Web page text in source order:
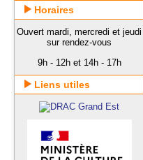
Horaires
Ouvert mardi, mercredi et jeudi
sur rendez-vous
9h - 12h et 14h - 17h
Liens utiles